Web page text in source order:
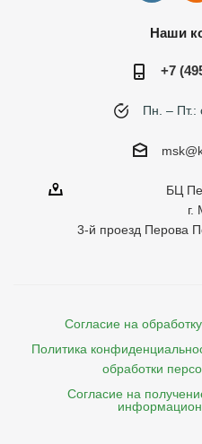
Наши
+7
Пн. – Пт.:
БЦ
г.
3-й проезд Перова
Согласие на
Политика
обработки
Согласие на